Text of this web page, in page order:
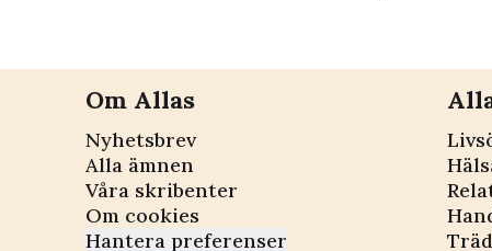
Om Allas
Nyhetsbrev
Alla ämnen
Våra skribenter
Om cookies
Hantera preferenser